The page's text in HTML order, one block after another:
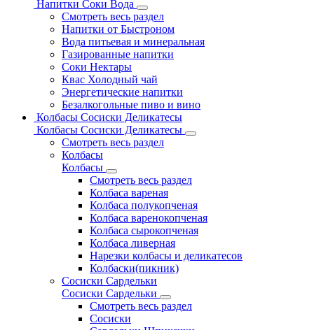
Напитки Соки Вода
Смотреть весь раздел
Напитки от Быстроном
Вода питьевая и минеральная
Газированные напитки
Соки Нектары
Квас Холодный чай
Энергетические напитки
Безалкогольные пиво и вино
Колбасы Сосиски Деликатесы
Колбасы Сосиски Деликатесы
Смотреть весь раздел
Колбасы
Колбасы
Смотреть весь раздел
Колбаса вареная
Колбаса полукопченая
Колбаса варенокопченая
Колбаса сырокопченая
Колбаса ливерная
Нарезки колбасы и деликатесов
Колбаски(пикник)
Сосиски Сардельки
Сосиски Сардельки
Смотреть весь раздел
Сосиски